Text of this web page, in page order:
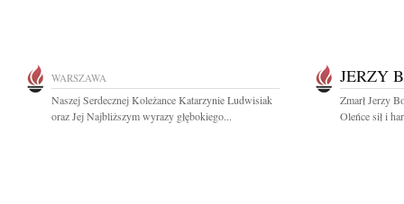
WARSZAWA
Naszej Serdecznej Koleżance Katarzynie Ludwisiak
oraz Jej Najbliższym wyrazy głębokiego...
JERZY
Zmarł Jerzy
Oleńce sił i